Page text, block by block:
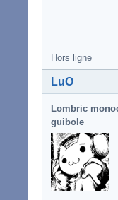
Hors ligne
LuO
Lombric
guibole